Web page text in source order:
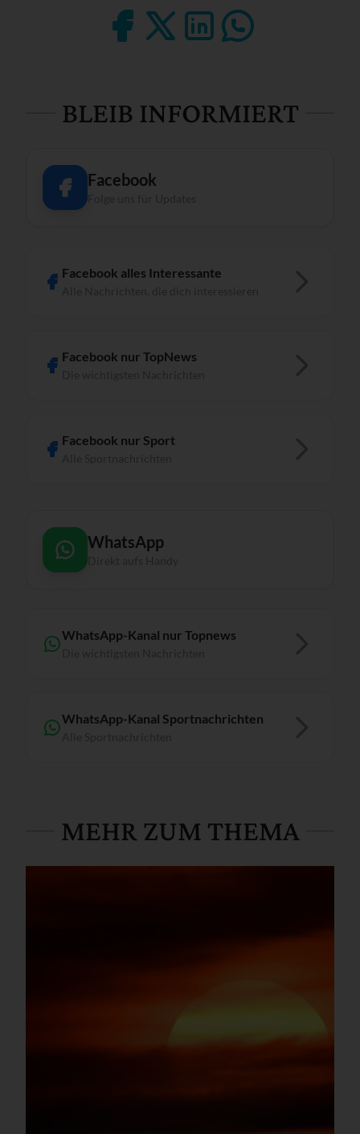
BLEIB INFORMIERT
Facebook
Facebook alles Interessante
Facebook nur TopNews
Facebook nur Sport
WhatsApp
WhatsApp-Kanal nur Topnews
WhatsApp-Kanal Sportnachrichten
MEHR ZUM THEMA